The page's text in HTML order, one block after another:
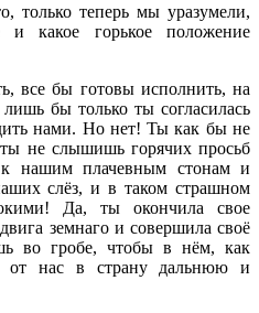
только теперь мы уразумели,
какое горькое положение
все бы готовы исполнить, на
бы только ты согласилась
нами. Но нет! Ты как бы не
не слышишь горячих просьб
нашим плачевным стонам и
слёз, и в таком страшном
Да, ты окончила свое
земнаго и совершила своё
во гробе, чтобы в нём, как
от нас в страну дальнюю и